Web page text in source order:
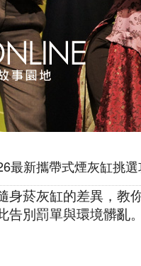
最新攜帶式煙灰缸挑
身菸灰缸的差異，教
告別罰單與環境髒亂